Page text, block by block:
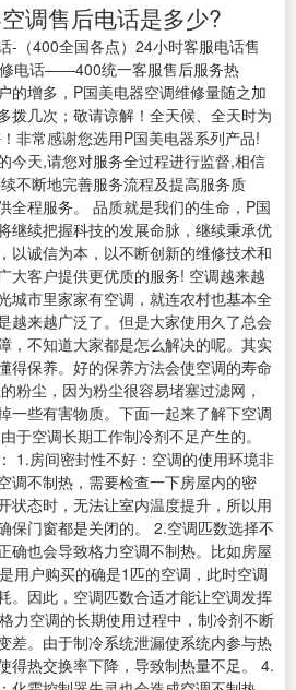
调售后电话是多少?
-（400全国各点）24小时客服电话售
电话——400统一客服售后服务热
的增多，P国美电器空调维修量随之加
拨几次；敬请谅解！全天候、全天时为
非常感谢您选用P国美电器系列产品!
今天,请您对服务全过程进行监督,相信
不断地完善服务流程及提高服务质
全程服务。 品质就是我们的生命，P国
继续把握科技的发展命脉，继续秉承优
以诚信为本，以不断创新的维修技术和
大客户提供更优质的服务! 空调越来越
城市里家家有空调，就连农村也基本全
越来越广泛了。但是大家使用久了总会
，不知道大家都是怎么解决的呢。其实
得保养。好的保养方法会使空调的寿命
粉尘，因为粉尘很容易堵塞过滤网，
一些有害物质。下面一起来了解下空调
于空调长期工作制冷剂不足产生的。
1.房间密封性不好：空调的使用环境非
调不制热，需要检查一下房屋内的密
状态时，无法让室内温度提升，所以用
保门窗都是关闭的。 2.空调匹数选择不
确也会导致格力空调不制热。比如房屋
用户购买的确是1匹的空调，此时空调
。因此，空调匹数合适才能让空调发挥
力空调的长期使用过程中，制冷剂不断
差。由于制冷系统泄漏使系统内参与热
得热交换率下降，导致制热量不足。 4.